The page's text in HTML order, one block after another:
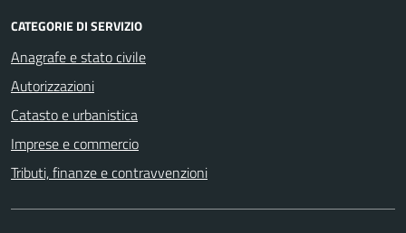
CATEGORIE DI SERVIZIO
Anagrafe e stato civile
Autorizzazioni
Catasto e urbanistica
Imprese e commercio
Tributi, finanze e contravvenzioni